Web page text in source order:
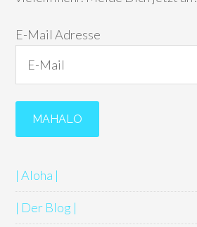
E-Mail Adresse
| Aloha |
| Der Blog |